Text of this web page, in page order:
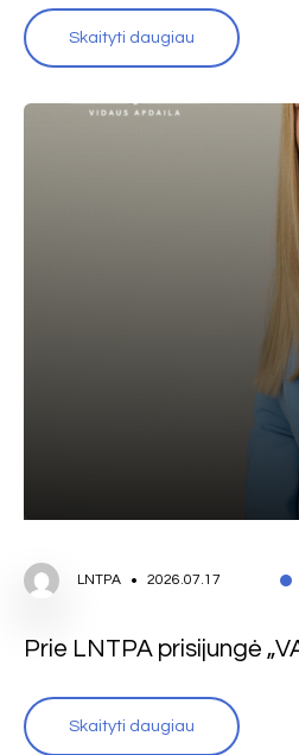
Skaityti daugiau
LNTPA 2026.07.17
Prie LNTPA prisijungė
Skaityti daugiau